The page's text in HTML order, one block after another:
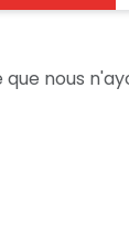
que nous